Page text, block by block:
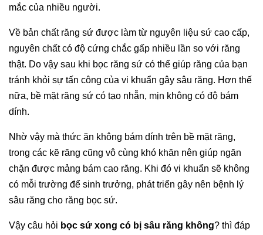
mắc của nhiều người.
Về bản chất răng sứ được làm từ nguyên liệu sứ cao cấp,
nguyên chất có độ cứng chắc gấp nhiều lần so với răng
thật. Do vậy sau khi bọc răng sứ có thể giúp răng của bạn
tránh khỏi sự tấn công của vi khuẩn gây sâu răng. Hơn thế
nữa, bề mặt răng sứ có tạo nhẵn, mịn không có độ bám
dính.
Nhờ vậy mà thức ăn không bám dính trên bề mặt răng,
trong các kẽ răng cũng vô cùng khó khăn nên giúp ngăn
chặn được mảng bám cao răng. Khi đó vi khuẩn sẽ không
có mỗi trường để sinh trưởng, phát triển gây nên bệnh lý
sâu răng cho răng bọc sứ.
Vậy câu hỏi bọc sứ xong có bị sâu răng không? thì đáp